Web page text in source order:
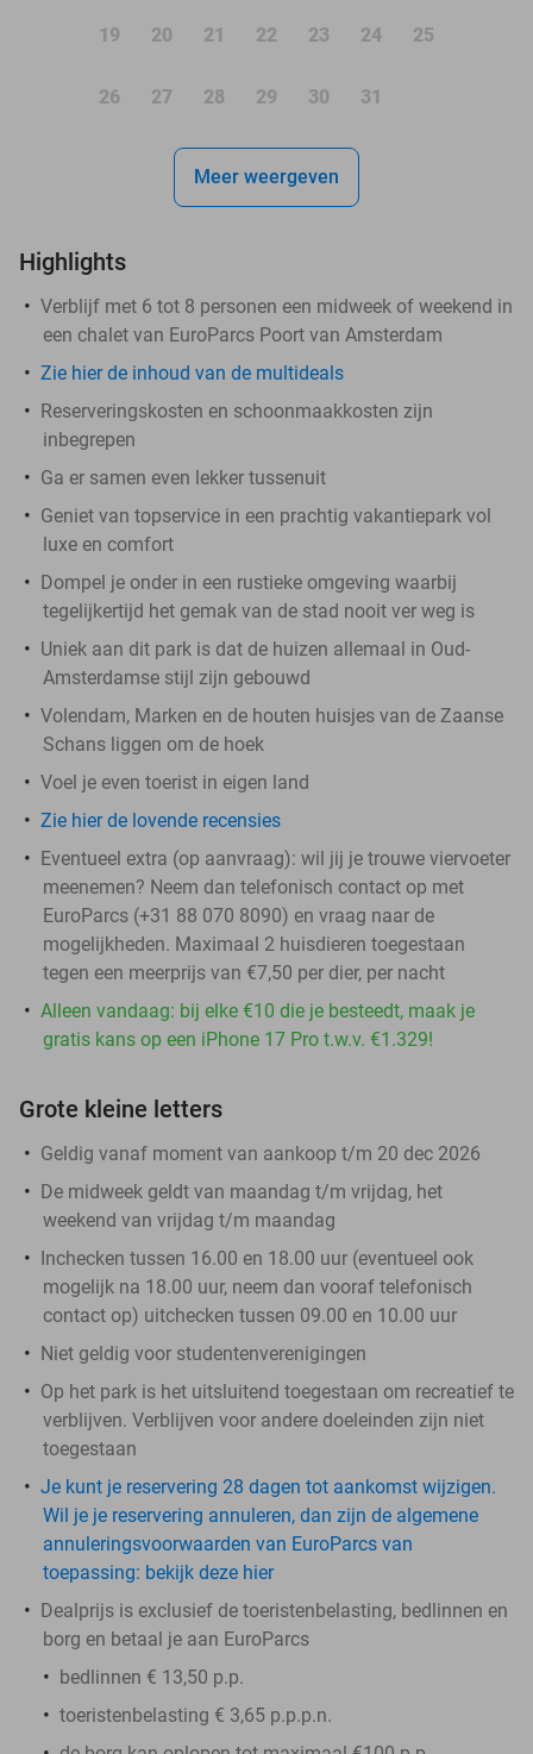
19 20 21 22 23 24 25
26 27 28 29 30 31
Meer weergeven
Highlights
Verblijf met 6 tot 8 personen een midweek of weekend in
een chalet van EuroParcs Poort van Amsterdam
Zie hier de inhoud van de multideals
Reserveringskosten en schoonmaakkosten zijn
inbegrepen
Ga er samen even lekker tussenuit
Geniet van topservice in een prachtig vakantiepark vol
luxe en comfort
Dompel je onder in een rustieke omgeving waarbij
tegelijkertijd het gemak van de stad nooit ver weg is
Uniek aan dit park is dat de huizen allemaal in Oud-
Amsterdamse stijl zijn gebouwd
Volendam, Marken en de houten huisjes van de Zaanse
Schans liggen om de hoek
Voel je even toerist in eigen land
Zie hier de lovende recensies
Eventueel extra (op aanvraag): wil jij je trouwe viervoeter
meenemen? Neem dan telefonisch contact op met
EuroParcs (+31 88 070 8090) en vraag naar de
mogelijkheden. Maximaal 2 huisdieren toegestaan
tegen een meerprijs van €7,50 per dier, per nacht
Alleen vandaag: bij elke €10 die je besteedt, maak je
gratis kans op een iPhone 17 Pro t.w.v. €1.329!
Grote kleine letters
Geldig vanaf moment van aankoop t/m 20 dec 2026
De midweek geldt van maandag t/m vrijdag, het
weekend van vrijdag t/m maandag
Inchecken tussen 16.00 en 18.00 uur (eventueel ook
mogelijk na 18.00 uur, neem dan vooraf telefonisch
contact op) uitchecken tussen 09.00 en 10.00 uur
Niet geldig voor studentenverenigingen
Op het park is het uitsluitend toegestaan om recreatief te
verblijven. Verblijven voor andere doeleinden zijn niet
toegestaan
Je kunt je reservering 28 dagen tot aankomst wijzigen.
Wil je je reservering annuleren, dan zijn de algemene
annuleringsvoorwaarden van EuroParcs van
toepassing: bekijk deze hier
Dealprijs is exclusief de toeristenbelasting, bedlinnen en
borg en betaal je aan EuroParcs
bedlinnen € 13,50 p.p.
toeristenbelasting € 3,65 p.p.p.n.